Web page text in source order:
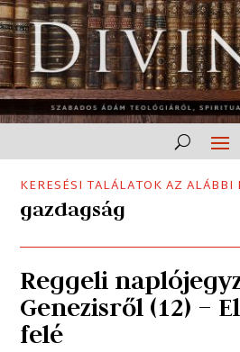
KERESÉSI TALÁLATOK AZ ALÁBBI
gazdagság
Reggeli
Genezisről (12) –
felé